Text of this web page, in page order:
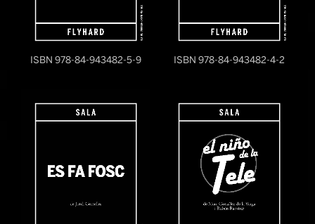
ISBN 978-84-943482-5-9 ISBN 978-84-943482-4-2